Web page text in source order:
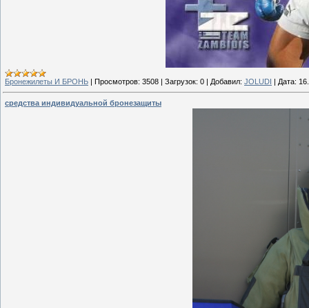
Бронежилеты И БРОНЬ Просмотров: 3508 Загрузок: 0 Добавил: JOLUDI Дата:
средства индивидуальной бронезащиты